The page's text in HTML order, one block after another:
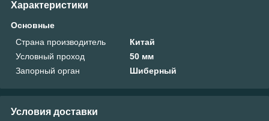
Характеристики
Основные
Страна производитель
Китай
Условный проход
50 мм
Запорный орган
Шиберный
Условия доставки